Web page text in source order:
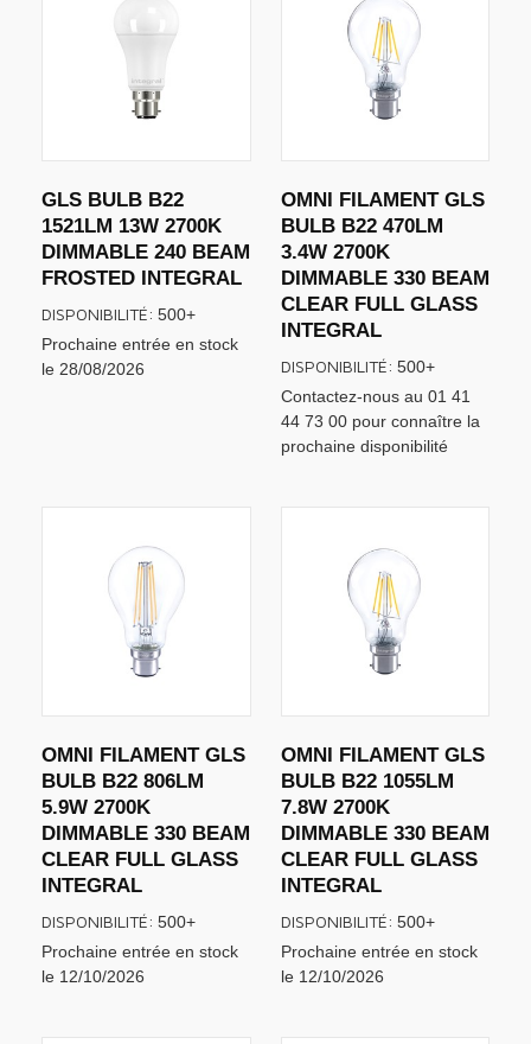
GLS BULB B22
1521LM 13W 2700K
DIMMABLE 240 BEAM
FROSTED INTEGRAL
Prochaine entrée en stock
le 28/08/2026
DISPONIBILITÉ: 500+
OMNI FILAMENT GLS
BULB B22 470LM
3.4W 2700K
DIMMABLE 330 BEAM
CLEAR FULL GLASS
INTEGRAL
Contactez-nous au 01 41
44 73 00 pour connaître la
prochaine disponibilité
DISPONIBILITÉ: 500+
OMNI FILAMENT GLS
BULB B22 806LM
5.9W 2700K
DIMMABLE 330 BEAM
CLEAR FULL GLASS
INTEGRAL
Prochaine entrée en stock
le 12/10/2026
DISPONIBILITÉ: 500+
OMNI FILAMENT GLS
BULB B22 1055LM
7.8W 2700K
DIMMABLE 330 BEAM
CLEAR FULL GLASS
INTEGRAL
Prochaine entrée en stock
le 12/10/2026
DISPONIBILITÉ: 500+